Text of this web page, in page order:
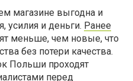
магазине выгодна и
усилия и деньги. Ранее
меньше, чем новые, что
без потери качества.
Польши проходят
перед